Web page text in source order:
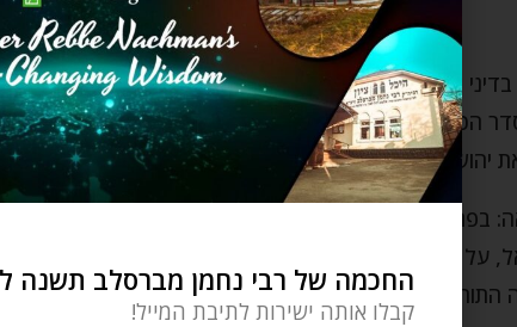
הירושה ובחלוקת ארץ ישראל לשבטים. משה רבנו
הכניסה לארץ, ומתעורר בו רצון שאולי גם הוא יזכה
יהושע למנהיג שיכניס את העם לארץ.
בפרשיות הנקראות בימי בין המצרים – פינחס, מטות, מסעי,
גבולותיה, על נחלתה ועל הכניסה אליה. לכאורה, אלו
התורה את הארץ?החכמה של רבי נחמן מברסלב תשנה
קבלו אותה ישירות לתיבת המייל!